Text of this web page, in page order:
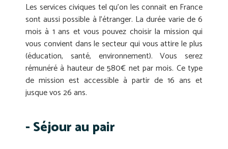
Les services civiques tel qu’on les connait en France
sont aussi possible à l’étranger. La durée varie de 6
mois à 1 ans et vous pouvez choisir la mission qui
vous convient dans le secteur qui vous attire le plus
(éducation, santé, environnement). Vous serez
rémunéré à hauteur de 580€ net par mois. Ce type
de mission est accessible à partir de 16 ans et
jusque vos 26 ans.
- Séjour au pair